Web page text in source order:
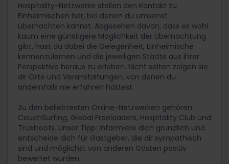
Hospitality-Netzwerke stellen den Kontakt zu
Einheimischen her, bei denen du umsonst
übernachten kannst. Abgesehen davon, dass es wohl
kaum eine günstigere Möglichkeit der Übernachtung
gibt, hast du dabei die Gelegenheit, Einheimische
kennenzulernen und die jeweiligen Städte aus ihrer
Perspektive heraus zu erleben. Nicht selten zeigen sie
dir Orte und Veranstaltungen, von denen du
andernfalls nie erfahren hättest.
Zu den beliebtesten Online-Netzwerken gehören
CouchSurfing, Global Freeloaders, Hospitality Club und
Trustroots. Unser Tipp: Informiere dich gründlich und
entscheide dich für Gastgeber, die dir sympathisch
sind und möglichst von anderen Gästen positiv
bewertet wurden.